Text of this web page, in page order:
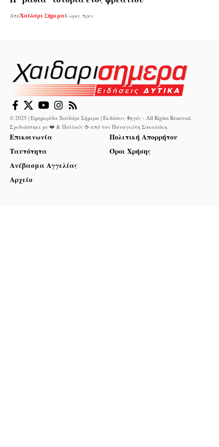
ΑπόΧαϊδάρι Σήμερα8 ώρες πριν
© 2025 | Εφημερίδα Χαϊδάρι Σήμερα | Εκδόσεις Φηγός - All Rights Reserved.
Σχεδιάστηκε με ❤️ & Πολλούς ☕ από τον Παναγιώτη Σακαλάκη
Επικοινωνία
Ταυτότητα
Ανέβασμα Αγγελίας
Αρχείο
Πολιτική Απορρήτου
Όροι Χρήσης